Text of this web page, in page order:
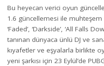
Bu heyecan verici oyun
1.6 güncellemesi ile muhteşem
‘Faded’, ‘Darkside’, ‘All Falls
tanınan dünyaca ünlü DJ ve
kıyafetler ve eşyalarla birlikte
yeni şarkısı için 23 Eylül’de